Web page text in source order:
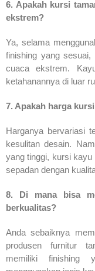
6. Apakah kursi
ekstrem?
Ya, selama
finishing yang
cuaca ekstrem.
ketahanannya di luar
7. Apakah harga
Harganya bervariasi
kesulitan desain.
yang tinggi, kursi
sepadan dengan
8. Di mana bisa
berkualitas?
Anda sebaiknya
produsen furnitur
memiliki finishing